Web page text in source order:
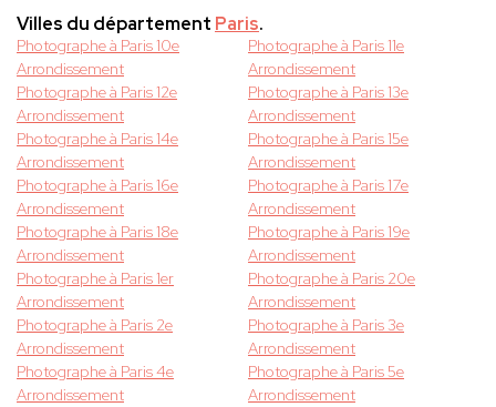
Villes du département Paris.
Photographe à Paris 10e
Arrondissement
Photographe à Paris 11e
Arrondissement
Photographe à Paris 12e
Arrondissement
Photographe à Paris 13e
Arrondissement
Photographe à Paris 14e
Arrondissement
Photographe à Paris 15e
Arrondissement
Photographe à Paris 16e
Arrondissement
Photographe à Paris 17e
Arrondissement
Photographe à Paris 18e
Arrondissement
Photographe à Paris 19e
Arrondissement
Photographe à Paris 1er
Arrondissement
Photographe à Paris 20e
Arrondissement
Photographe à Paris 2e
Arrondissement
Photographe à Paris 3e
Arrondissement
Photographe à Paris 4e
Arrondissement
Photographe à Paris 5e
Arrondissement